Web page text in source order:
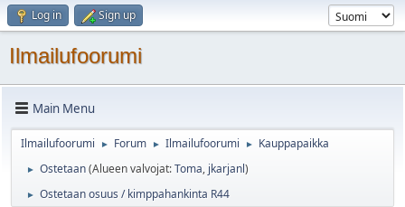
Log in Sign up
Ilmailufoorumi
Main Menu
Ilmailufoorumi ► Forum ► Ilmailufoorumi ► Kauppapaikka
► Ostetaan(Alueen valvojat:Toma, jkarjanl)
► Ostetaan osuus / kimppahankinta R44